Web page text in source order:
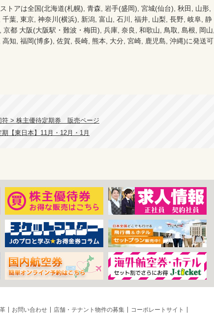
トアは全国(北海道(札幌), 青森, 岩手(盛岡), 宮城(仙台), 秋田, 山形,
葉, 東京, 神奈川(横浜), 新潟, 富山, 石川, 福井, 山梨, 長野, 岐阜, 静
都 大阪(大阪駅・難波・梅田), 兵庫, 奈良, 和歌山, 鳥取, 島根, 岡山,
知, 福岡(博多), 佐賀, 長崎, 熊本, 大分, 宮崎, 鹿児島, 沖縄)に発送可
符 > 株主優待定期券 販売ページ
【東日本】11月・12月・1月
お問い合わせ 店舗・テナント物件の募集 コーポレートサイト